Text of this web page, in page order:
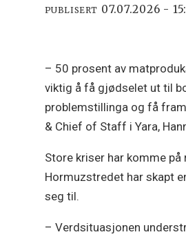
PUBLISERT 07.07.2026 -
– 50 prosent av
viktig å få gjødselet ut til
problemstillinga og få
& Chief of Staff i Yara,
Store kriser har komme
Hormuzstredet har skapt
seg til.
– Verdsituasjonen